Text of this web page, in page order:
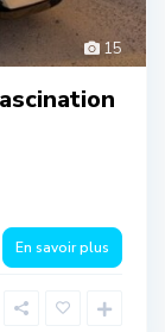
15
En savoir plus